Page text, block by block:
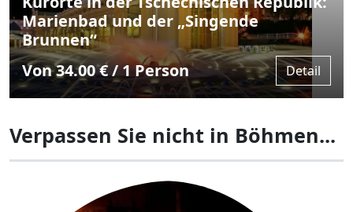
Marienbad und der „Singende
Brunnen“
Von 34.00 € / 1 Person
Detail
Verpassen Sie nicht in Böhmen...